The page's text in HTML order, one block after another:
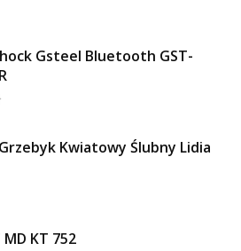
Gsteel Bluetooth GST-
Kwiatowy Ślubny Lidia
MD KT 752